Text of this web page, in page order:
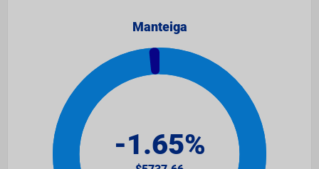
Manteiga